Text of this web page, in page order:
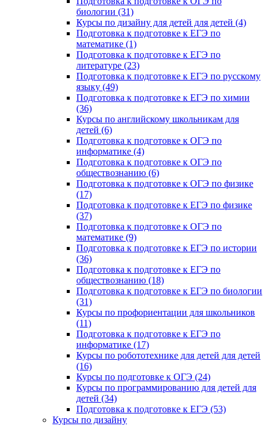
биологии (31)
Курсы по дизайну для детей для детей (4)
Подготовка к подготовке к ЕГЭ по
математике (1)
Подготовка к подготовке к ЕГЭ по
литературе (23)
Подготовка к подготовке к ЕГЭ по русскому
языку (49)
Подготовка к подготовке к ЕГЭ по химии
(36)
Курсы по английскому школьникам для
детей (6)
Подготовка к подготовке к ОГЭ по
информатике (4)
Подготовка к подготовке к ОГЭ по
обществознанию (6)
Подготовка к подготовке к ОГЭ по физике
(17)
Подготовка к подготовке к ЕГЭ по физике
(37)
Подготовка к подготовке к ОГЭ по
математике (9)
Подготовка к подготовке к ЕГЭ по истории
(36)
Подготовка к подготовке к ЕГЭ по
обществознанию (18)
Подготовка к подготовке к ЕГЭ по биологии
(31)
Курсы по профориентации для школьников
(11)
Подготовка к подготовке к ЕГЭ по
информатике (17)
Курсы по робототехнике для детей для детей
(16)
Курсы по подготовке к ОГЭ (24)
Курсы по программированию для детей для
детей (34)
Подготовка к подготовке к ЕГЭ (53)
Курсы по дизайну